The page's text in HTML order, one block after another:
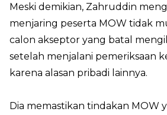
Meski demikian, Zahruddin
menjaring peserta MOW tidak
calon akseptor yang batal
setelah menjalani pemeriksaan
karena alasan pribadi lainnya.
Dia memastikan tindakan MOW